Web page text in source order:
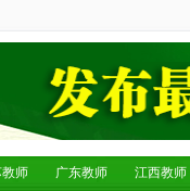
师 广东教师 江西教师